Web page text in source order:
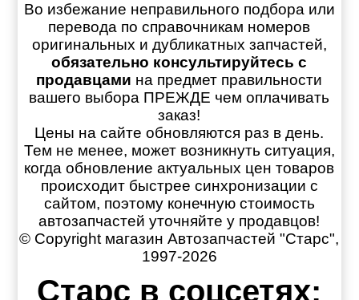
Во избежание неправильного подбора или
перевода по справочникам номеров
оригинальных и дубликатных запчастей,
обязательно консультируйтесь с
продавцами на предмет правильности
вашего выбора ПРЕЖДЕ чем оплачивать
заказ!
Цены на сайте обновляются раз в день.
Тем не менее, может возникнуть ситуация,
когда обновление актуальных цен товаров
происходит быстрее синхронизации с
сайтом, поэтому конечную стоимость
автозапчастей уточняйте у продавцов!
© Copyright магазин Автозапчастей "Старс",
1997-2026
Старс в соцсетях: